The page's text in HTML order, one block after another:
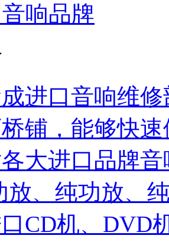
响品牌
进口音响维
铺，能够快
大进口品牌
放、纯功放、
CD机、DVD